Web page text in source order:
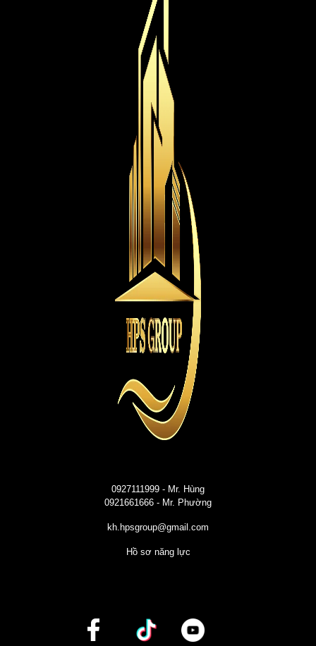
0927111999 - Mr. Hùng
0921661666 - Mr. Phường
kh.hpsgroup@gmail.com
Hồ sơ năng lực